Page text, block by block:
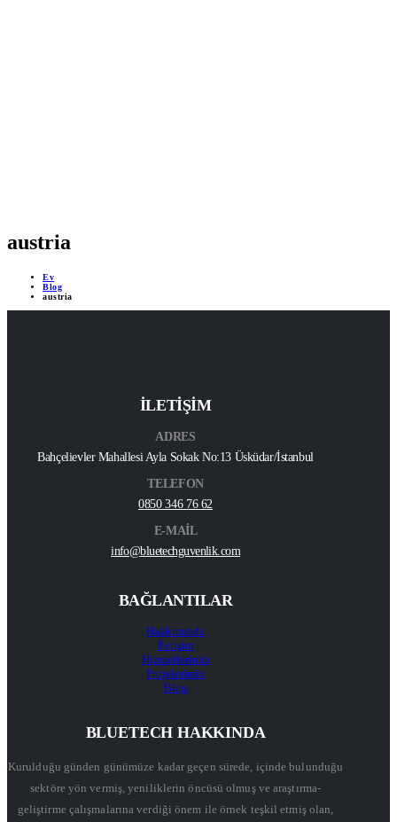
austria
Ev
Blog
austria
İLETİŞİM
ADRES
Bahçelievler Mahallesi Ayla Sokak No:13 Üsküdar/İstanbul
TELEFON
0850 346 76 62
E-MAİL
info@bluetechguvenlik.com
BAĞLANTILAR
Hakkımızda
İletişim
Hizmetlerimiz
Projelerimiz
Blog
BLUETECH HAKKINDA
Kurulduğu günden günümüze kadar geçen sürede, içinde bulunduğu
sektöre yön vermiş, yeniliklerin öncüsü olmuş ve araştırma-
geliştirme çalışmalarına verdiği önem ile örnek teşkil etmiş olan,